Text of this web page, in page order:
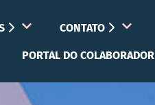
CONTATO
PORTAL DO COLABORADOR